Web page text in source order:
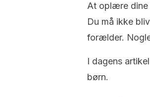
At oplære dine
Du må ikke
forælder.
I dagens
børn.